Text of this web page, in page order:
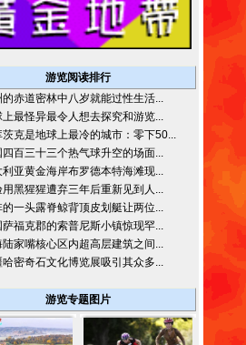
游览阅读排行
的赤道密林中八岁就能过性生活...
上最怪异最令人想去探究和游览...
茨克是地球上最冷的城市：零下50...
四百三十三个热气球升空的场面...
利亚黄金海岸布罗德本特海滩现...
用黑猩猩遭弃三年后重新见到人...
的一头露脊鲸背顶皮划艇让两位...
萨福克郡的索普尼斯小镇惊现罕...
陆家嘴核心区内超高层建筑之间...
哈密奇石文化博览展吸引其众多...
游览专题图片